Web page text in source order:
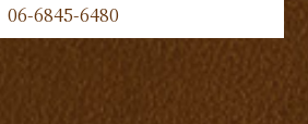
06-6845-6480